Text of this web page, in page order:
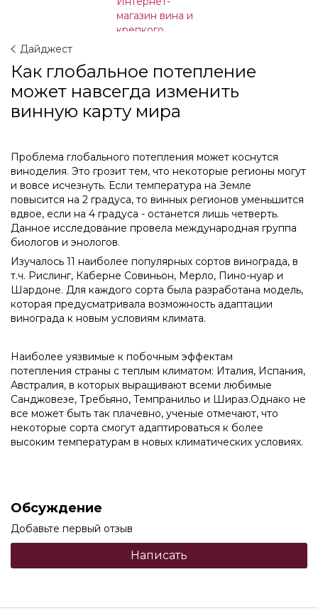
Дайджест
Как глобальное потепление
может навсегда изменить
винную карту мира
Проблема глобального потепления может коснутся
виноделия. Это грозит тем, что некоторые регионы могут
и вовсе исчезнуть. Если температура на Земле
повысится на 2 градуса, то винных регионов уменьшится
вдвое, если на 4 градуса - останется лишь четверть.
Данное исследование провела международная группа
биологов и энологов.
Изучалось 11 наиболее популярных сортов винограда, в
т.ч. Рислинг, Каберне Совиньон, Мерло, Пино-нуар и
Шардоне. Для каждого сорта была разработана модель,
которая предусматривала возможность адаптации
винограда к новым условиям климата.
Наиболее уязвимые к побочным эффектам
потепления страны с теплым климатом: Италия, Испания,
Австралия, в которых выращивают всеми любимые
Санджовезе, Требьяно, Темпранильо и Шираз.Однако не
все может быть так плачевно, ученые отмечают, что
некоторые сорта смогут адаптироваться к более
высоким температурам в новых климатических условиях.
Обсуждение
Добавьте первый отзыв
Написать